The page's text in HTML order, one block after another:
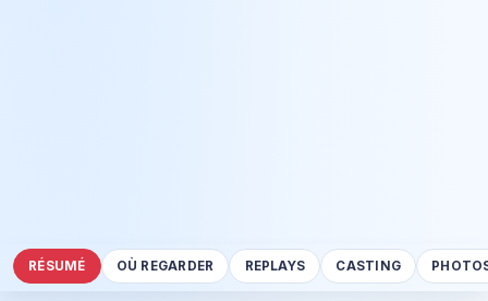
RÉSUMÉ OÙ REGARDER REPLAYS CASTING